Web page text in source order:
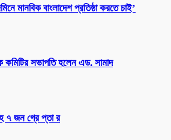
মানবিক বাংলাদেশ প্রতিষ্ঠা করতে চাই’
কমিটির সভাপতি হলেন এড. সামাদ
৭ জন গ্রে প্তা র